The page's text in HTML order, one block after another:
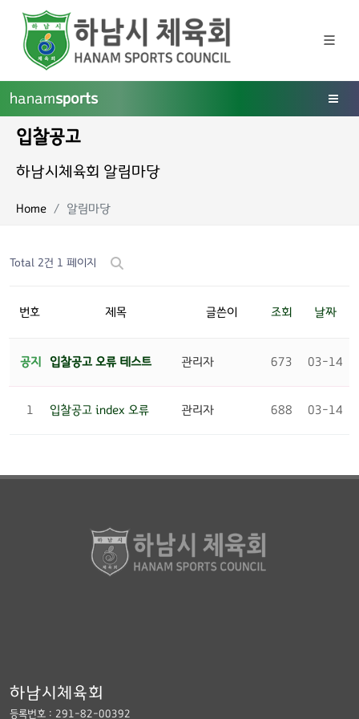
hanamsports
입찰공고
하남시체육회 알림마당
Home 알림마당
Total 2건 1 페이지
번호 제목 글쓴이 조회 날짜
공지 입찰공고 오류 테스트 관리자 673 03-14
1 입찰공고 index 오류 관리자 688 03-14
하남시체육회
등록번호 : 291-82-00392